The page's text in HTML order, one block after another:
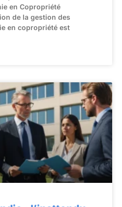
en Copropriété
de la gestion des
en copropriété est